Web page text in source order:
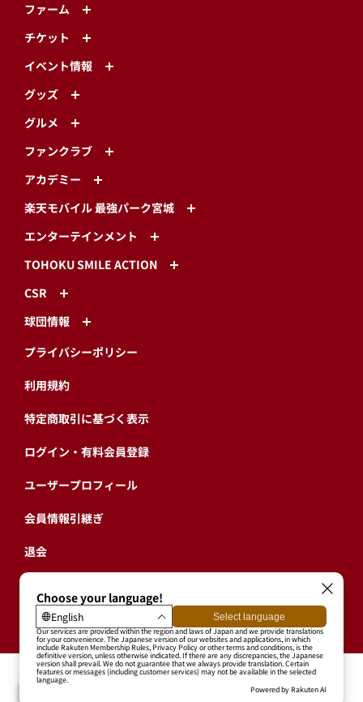
ファーム
チケット
イベント情報
グッズ
グルメ
ファンクラブ
アカデミー
楽天モバイル 最強パーク宮城
エンターテインメント
TOHOKU SMILE ACTION
CSR
球団情報
プライバシーポリシー
利用規約
特定商取引に基づく表示
ログイン・有料会員登録
ユーザープロフィール
会員情報引継ぎ
退会
東北楽天ゴールデンイーグルス公式サイト
Copyright © RAKUTEN BASEBALL, INC. All Rights Reserved.